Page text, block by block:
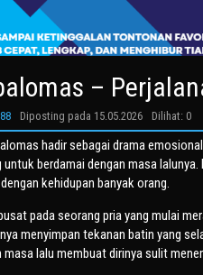
–
Diposting pada 15.05.2026 Dilihat: 0
hadir sebagai drama
berdamai dengan masa
kehidupan banyak orang.
pada seorang pria yang mulai
menyimpan tekanan batin yang
lalu membuat dirinya sulit